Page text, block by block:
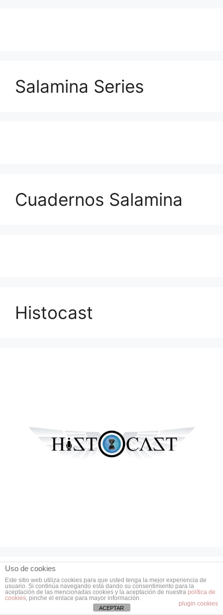
Salamina Series
Cuadernos Salamina
Histocast
Global Strategy
Uso de cookies
Este sitio web utiliza cookies para que usted tenga la mejor experiencia de
usuario. Si continúa navegando está dando su consentimiento para la
aceptación de las mencionadas cookies y la aceptación de nuestra política de
cookies, pinche el enlace para mayor información.
plugin cookies
ACEPTAR